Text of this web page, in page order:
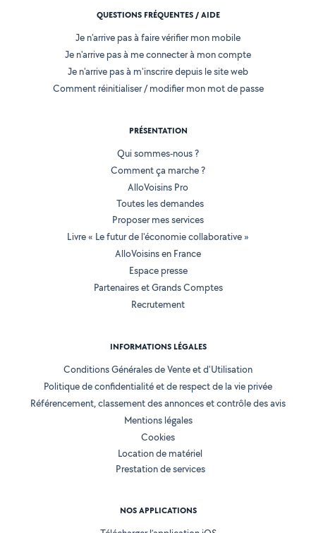
QUESTIONS FRÉQUENTES / AIDE
Je n'arrive pas à faire vérifier mon mobile
Je n'arrive pas à me connecter à mon compte
Je n'arrive pas à m'inscrire depuis le site web
Comment réinitialiser / modifier mon mot de passe
PRÉSENTATION
Qui sommes-nous ?
Comment ça marche ?
AlloVoisins Pro
Toutes les demandes
Proposer mes services
Livre « Le futur de l'économie collaborative »
AlloVoisins en France
Espace presse
Partenaires et Grands Comptes
Recrutement
INFORMATIONS LÉGALES
Conditions Générales de Vente et d'Utilisation
Politique de confidentialité et de respect de la vie privée
Référencement, classement des annonces et contrôle des avis
Mentions légales
Cookies
Location de matériel
Prestation de services
NOS APPLICATIONS